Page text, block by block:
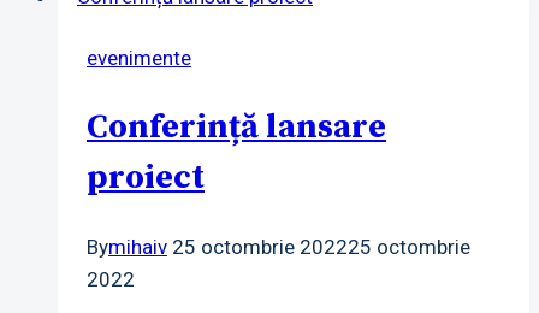
evenimente
Conferință lansare
proiect
Bymihaiv 25 octombrie 202225 octombrie
2022